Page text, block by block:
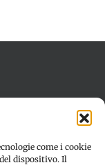
come i cookie
dispositivo. Il